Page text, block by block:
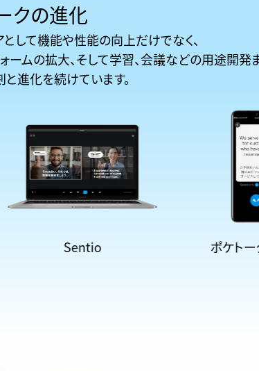
クの進化
して機能や性能の向上だけでなく、
ームの拡大、そして学習、会議などの用途開発
進化を続けています。
Sentio ポケトーク